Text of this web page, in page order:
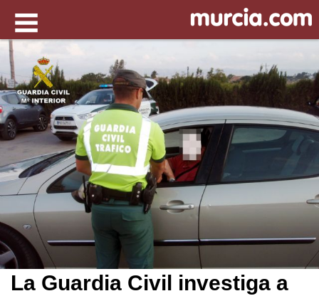
La Guardia Civil investiga a